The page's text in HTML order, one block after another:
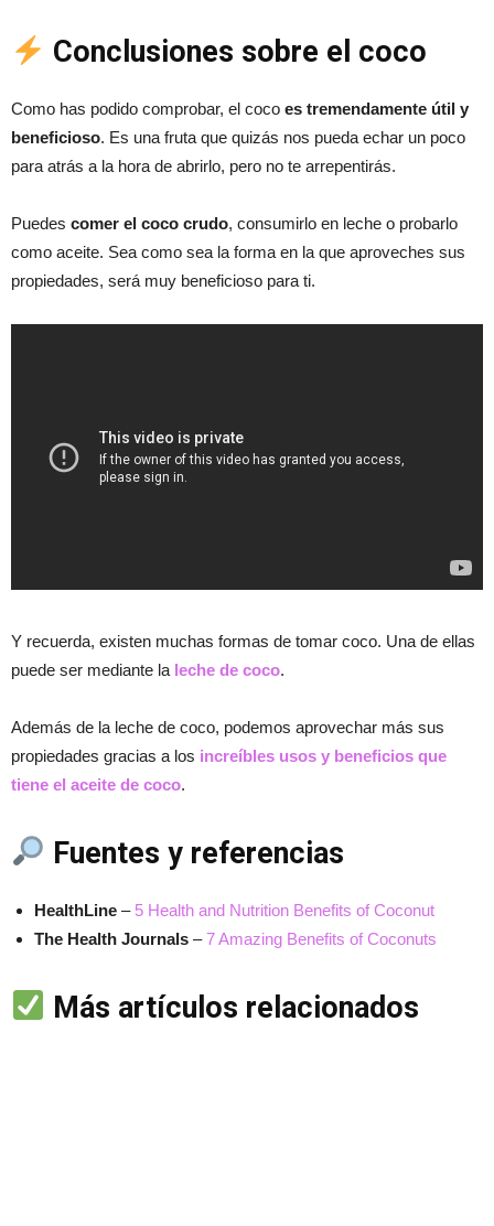
Conclusiones sobre el coco
Como has podido comprobar, el coco es tremendamente útil y
beneficioso. Es una fruta que quizás nos pueda echar un poco
para atrás a la hora de abrirlo, pero no te arrepentirás.
Puedes comer el coco crudo, consumirlo en leche o probarlo
como aceite. Sea como sea la forma en la que aproveches sus
propiedades, será muy beneficioso para ti.
Y recuerda, existen muchas formas de tomar coco. Una de ellas
puede ser mediante la leche de coco.
Además de la leche de coco, podemos aprovechar más sus
propiedades gracias a los increíbles usos y beneficios que
tiene el aceite de coco.
Fuentes y referencias
HealthLine – 5 Health and Nutrition Benefits of Coconut
The Health Journals –7 Amazing Benefits of Coconuts
Más artículos relacionados